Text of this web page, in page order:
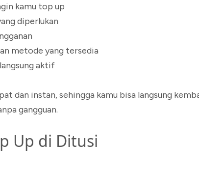
kamu top up
diperlukan
metode yang tersedia
aktif
dan instan, sehingga kamu bisa langsung
gangguan.
Up di Ditusi